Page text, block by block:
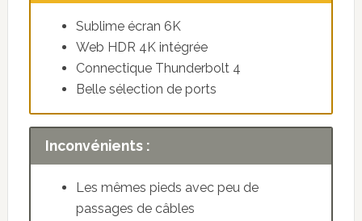
Sublime écran 6K
Web HDR 4K intégrée
Connectique Thunderbolt 4
Belle sélection de ports
Inconvénients :
Les mêmes pieds avec peu de
passages de câbles